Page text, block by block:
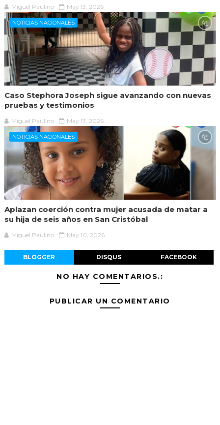
Miguel Paulino May 13, 2026
NOTICIAS NACIONALES
Caso Stephora Joseph sigue avanzando con nuevas
pruebas y testimonios
Miguel Paulino May 13, 2026
NOTICIAS NACIONALES
Aplazan coerción contra mujer acusada de matar a
su hija de seis años en San Cristóbal
Miguel Paulino May 10, 2026
BLOGGER DISQUS FACEBOOK
NO HAY COMENTARIOS.:
PUBLICAR UN COMENTARIO